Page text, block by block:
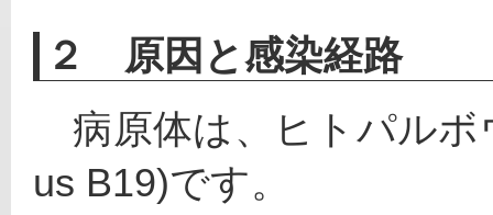
２ 原因と感染経路
病原体は、ヒトパルボ
us B19)です。